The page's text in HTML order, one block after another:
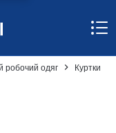
робочий одяг
Куртки